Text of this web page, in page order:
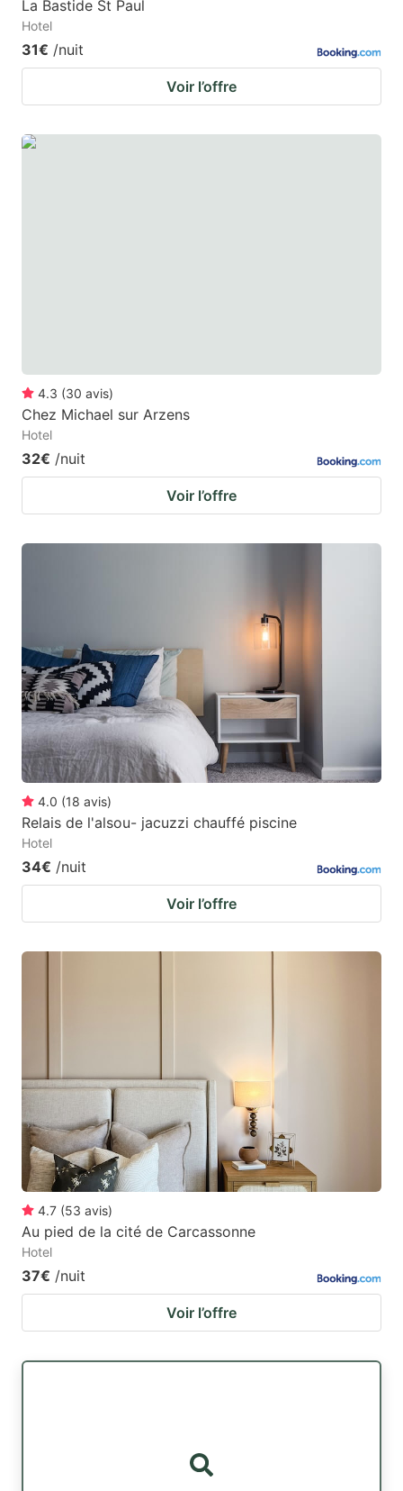
La Bastide St Paul
Hotel
31€ /nuit
Voir l’offre
4.3 (30 avis)
Chez Michael sur Arzens
Hotel
32€ /nuit
Voir l’offre
4.0 (18 avis)
Relais de l'alsou- jacuzzi chauffé piscine
Hotel
34€ /nuit
Voir l’offre
4.7 (53 avis)
Au pied de la cité de Carcassonne
Hotel
37€ /nuit
Voir l’offre